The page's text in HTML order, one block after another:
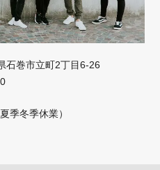
石巻市立町2丁目6-26
季冬季休業）